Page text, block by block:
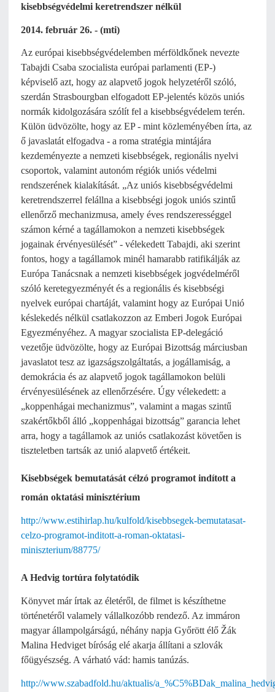
kisebbségvédelmi keretrendszer nélkül
2014. február 26. - (mti)
Az európai kisebbségvédelemben mérföldkőnek nevezte
Tabajdi Csaba szocialista európai parlamenti (EP-)
képviselő azt, hogy az alapvető jogok helyzetéről szóló,
szerdán Strasbourgban elfogadott EP-jelentés közös uniós
normák kidolgozására szólít fel a kisebbségvédelem terén.
Külön üdvözölte, hogy az EP - mint közleményében írta, az
ő javaslatát elfogadva - a roma stratégia mintájára
kezdeményezte a nemzeti kisebbségek, regionális nyelvi
csoportok, valamint autonóm régiók uniós védelmi
rendszerének kialakítását. „Az uniós kisebbségvédelmi
keretrendszerrel felállna a kisebbségi jogok uniós szintű
ellenőrző mechanizmusa, amely éves rendszerességgel
számon kérné a tagállamokon a nemzeti kisebbségek
jogainak érvényesülését” - vélekedett Tabajdi, aki szerint
fontos, hogy a tagállamok minél hamarabb ratifikálják az
Európa Tanácsnak a nemzeti kisebbségek jogvédelméről
szóló keretegyezményét és a regionális és kisebbségi
nyelvek európai chartáját, valamint hogy az Európai Unió
késlekedés nélkül csatlakozzon az Emberi Jogok Európai
Egyezményéhez. A magyar szocialista EP-delegáció
vezetője üdvözölte, hogy az Európai Bizottság márciusban
javaslatot tesz az igazságszolgáltatás, a jogállamiság, a
demokrácia és az alapvető jogok tagállamokon belüli
érvényesülésének az ellenőrzésére. Úgy vélekedett: a
„koppenhágai mechanizmus”, valamint a magas szintű
szakértőkből álló „koppenhágai bizottság” garancia lehet
arra, hogy a tagállamok az uniós csatlakozást követően is
tiszteletben tartsák az unió alapvető értékeit.
Kisebbségek bemutatását célzó programot indított a
román oktatási minisztérium
http://www.estihirlap.hu/kulfold/kisebbsegek-bemutatasat-
celzo-programot-inditott-a-roman-oktatasi-
miniszterium/88775/
A Hedvig tortúra folytatódik
Könyvet már írtak az életéről, de filmet is készíthetne
történetéről valamely vállalkozóbb rendező. Az immáron
magyar állampolgárságú, néhány napja Győrött élő Žák
Malina Hedviget bíróság elé akarja állítani a szlovák
főügyészség. A várható vád: hamis tanúzás.
http://www.szabadfold.hu/aktualis/